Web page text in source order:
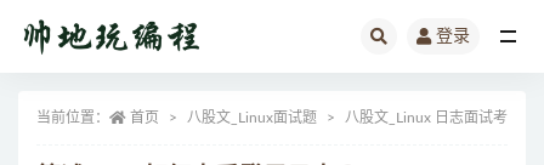
登录
当前位置： 首页 八股文_Linux面试题 八股文_Linux 日志面试考题